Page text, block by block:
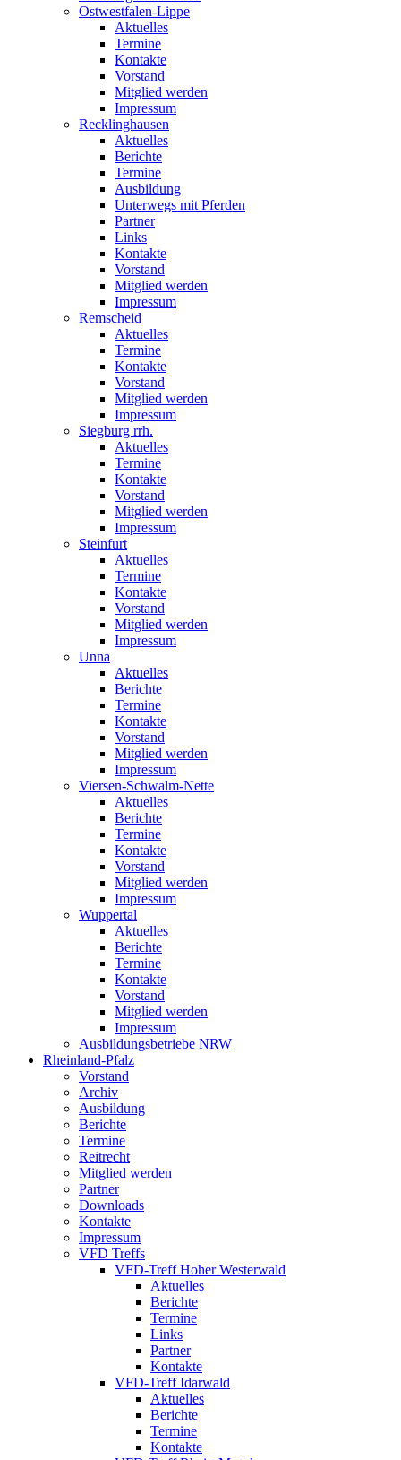
Ostwestfalen-Lippe
Aktuelles
Termine
Kontakte
Vorstand
Mitglied werden
Impressum
Recklinghausen
Aktuelles
Berichte
Termine
Ausbildung
Unterwegs mit Pferden
Partner
Links
Kontakte
Vorstand
Mitglied werden
Impressum
Remscheid
Aktuelles
Termine
Kontakte
Vorstand
Mitglied werden
Impressum
Siegburg rrh.
Aktuelles
Termine
Kontakte
Vorstand
Mitglied werden
Impressum
Steinfurt
Aktuelles
Termine
Kontakte
Vorstand
Mitglied werden
Impressum
Unna
Aktuelles
Berichte
Termine
Kontakte
Vorstand
Mitglied werden
Impressum
Viersen-Schwalm-Nette
Aktuelles
Berichte
Termine
Kontakte
Vorstand
Mitglied werden
Impressum
Wuppertal
Aktuelles
Berichte
Termine
Kontakte
Vorstand
Mitglied werden
Impressum
Ausbildungsbetriebe NRW
Rheinland-Pfalz
Vorstand
Archiv
Ausbildung
Berichte
Termine
Reitrecht
Mitglied werden
Partner
Downloads
Kontakte
Impressum
VFD Treffs
VFD-Treff Hoher Westerwald
Aktuelles
Berichte
Termine
Links
Partner
Kontakte
VFD-Treff Idarwald
Aktuelles
Berichte
Termine
Kontakte